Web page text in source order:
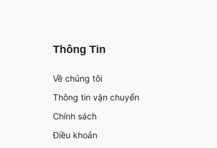
Thông Tin
Về chúng tôi
Thông tin vận chuyển
Chính sách
Điều khoản